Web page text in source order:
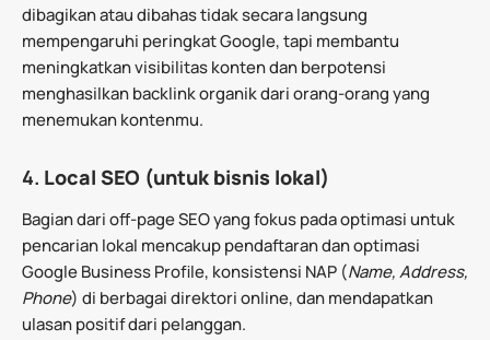
dibagikan atau dibahas tidak secara langsung
mempengaruhi peringkat Google, tapi membantu
meningkatkan visibilitas konten dan berpotensi
menghasilkan backlink organik dari orang-orang yang
menemukan kontenmu.
4. Local SEO (untuk bisnis lokal)
Bagian dari off-page SEO yang fokus pada optimasi untuk
pencarian lokal mencakup pendaftaran dan optimasi
Google Business Profile, konsistensi NAP (Name, Address,
Phone) di berbagai direktori online, dan mendapatkan
ulasan positif dari pelanggan.